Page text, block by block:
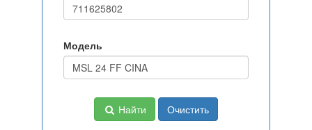
Модель
Найти Очистить